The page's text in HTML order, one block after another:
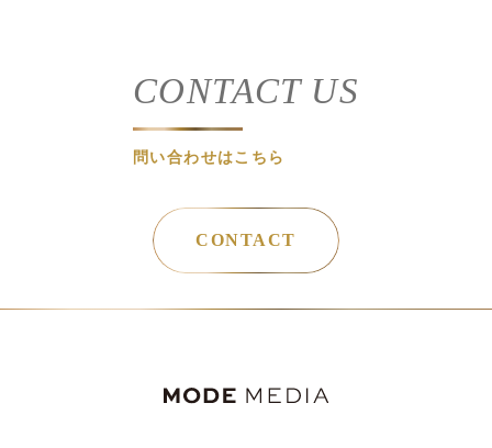
問い合わせはこちら
CONTACT US
CONTACT